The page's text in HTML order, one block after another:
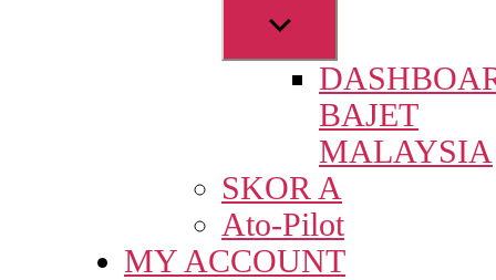
Show
sub
menu
BAJET
MALAYSIA
SKOR A
Ato-Pilot
MY ACCOUNT